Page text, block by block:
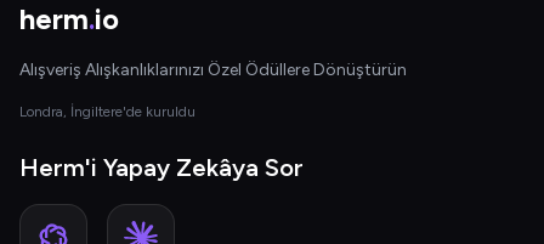
herm.io
Alışveriş Alışkanlıklarınızı Özel Ödüllere Dönüştürün
Londra, İngiltere'de kuruldu
Herm'i Yapay Zekâya Sor